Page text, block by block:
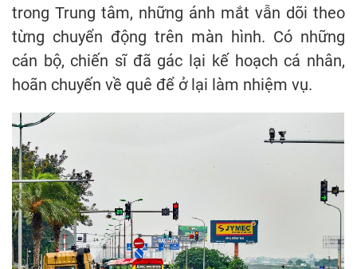
trong Trung tâm, những ánh mắt vẫn dõi theo
từng chuyển động trên màn hình. Có những
cán bộ, chiến sĩ đã gác lại kế hoạch cá nhân,
hoãn chuyến về quê để ở lại làm nhiệm vụ.